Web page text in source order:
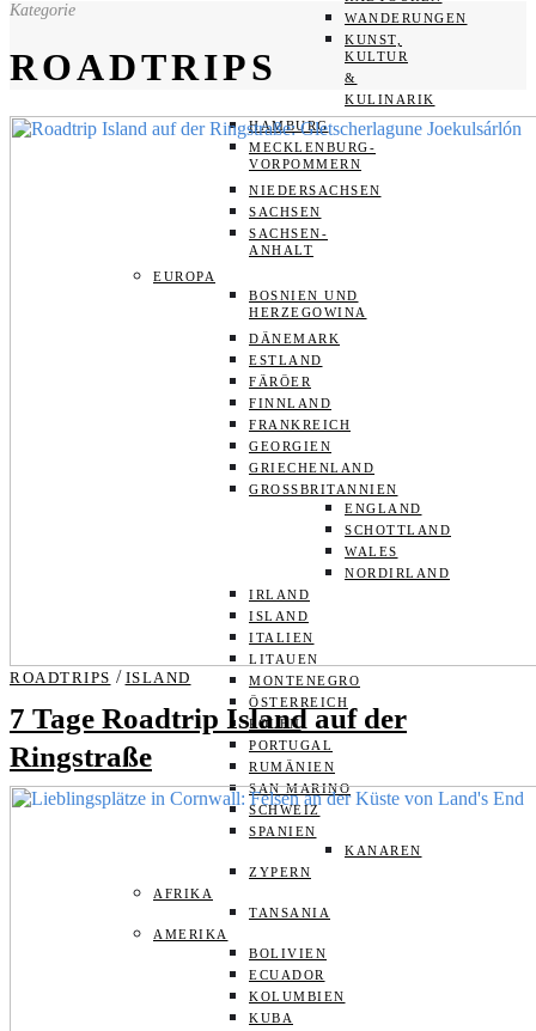
WANDERUNGEN
KUNST,
KULTUR
&
KULINARIK
HAMBURG
MECKLENBURG-
VORPOMMERN
NIEDERSACHSEN
SACHSEN
SACHSEN-
ANHALT
EUROPA
BOSNIEN UND
HERZEGOWINA
DÄNEMARK
ESTLAND
FÄRÖER
FINNLAND
FRANKREICH
GEORGIEN
GRIECHENLAND
GROSSBRITANNIEN
ENGLAND
SCHOTTLAND
WALES
NORDIRLAND
IRLAND
ISLAND
ITALIEN
LITAUEN
MONTENEGRO
ÖSTERREICH
POLEN
PORTUGAL
RUMÄNIEN
SAN MARINO
SCHWEIZ
SPANIEN
KANAREN
ZYPERN
AFRIKA
TANSANIA
AMERIKA
BOLIVIEN
ECUADOR
KOLUMBIEN
KUBA
Kategorie
ROADTRIPS
ROADTRIPS / ISLAND
7 Tage Roadtrip Island auf der
Ringstraße